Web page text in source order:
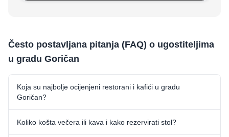
Često postavljana pitanja (FAQ) o ugostiteljima
u gradu Goričan
Koja su najbolje ocijenjeni restorani i kafići u gradu
Goričan?
Koliko košta večera ili kava i kako rezervirati stol?